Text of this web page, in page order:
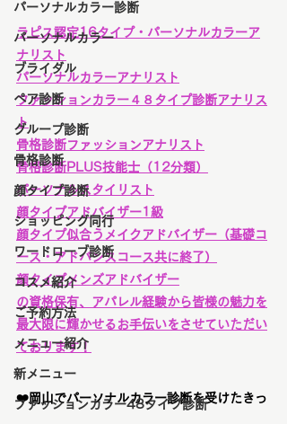
パーソナルカラー診断
パーソナルカラー
ブライダル
ペア診断
グループ診断
骨格診断
顔タイプ診断
ショッピング同行
ワードローブ診断
コスメ紹介
ご予約方法
メニュー紹介
新メニュー
ファッションカラー48タイプ診断
ラピス認定16タイプ・パーソナルカラーア
ナリスト
パーソナルカラーアナリスト
ファッションカラー４８タイプ診断アナリス
ト
骨格診断ファッションアナリスト
骨格診断PLUS技能士（12分類）
パーソナルスタイリスト
顔タイプアドバイザー1級
顔タイプ似合うメイクアドバイザー（基礎コ
ース・アドバンスコース共に終了）
顔タイプメンズアドバイザー
の資格保有、アパレル経験から皆様の魅力を
最大限に輝かせるお手伝いをさせていただい
ております！
❤️岡山でパーソナルカラー診断を受けたきっ